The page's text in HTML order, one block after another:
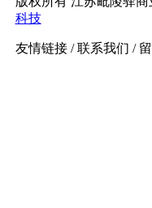
科技
友情链接 / 联系我们 /